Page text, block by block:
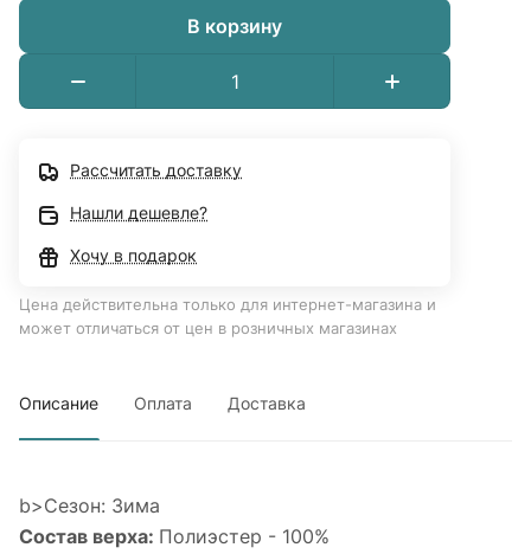
В корзину
Рассчитать доставку
Нашли дешевле?
Хочу в подарок
Цена действительна только для интернет-магазина и
может отличаться от цен в розничных магазинах
Описание Оплата Доставка
b>Сезон: Зима
Состав верха: Полиэстер - 100%